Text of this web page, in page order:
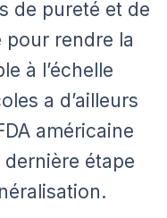
de pureté et de
rendre la
à l’échelle
a d’ailleurs
américaine
étape